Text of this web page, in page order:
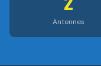
Antennes